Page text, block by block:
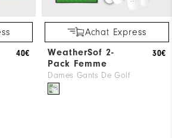
40€
Achat Express
WeatherSof 2-
Pack Femme
Dames Gants De Golf
30€